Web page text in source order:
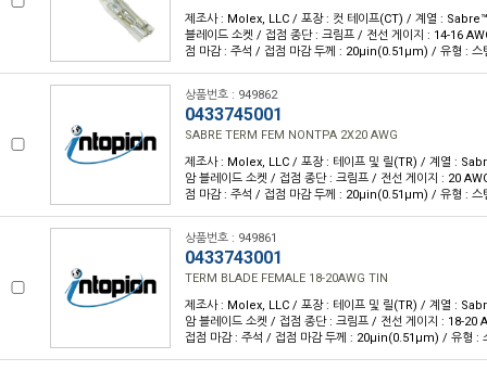
제조사 : Molex, LLC / 포장 : 컷 테이프(CT) / 계열 :
블레이드 소켓 / 접점 종단 : 크림프 / 전선 게이지 : 14-16
점 마감 : 주석 / 접점 마감 두께 : 20µin(0.51µm) / 유형 : 스
상품번호 : 949862
0433745001
SABRE TERM FEM NONTPA 2X20 AWG
제조사 : Molex, LLC / 포장 : 테이프 및 릴(TR) / 계열 :
암 블레이드 소켓 / 접점 종단 : 크림프 / 전선 게이지 : 20
점 마감 : 주석 / 접점 마감 두께 : 20µin(0.51µm) / 유형 : 스
상품번호 : 949861
0433743001
TERM BLADE FEMALE 18-20AWG TIN
제조사 : Molex, LLC / 포장 : 테이프 및 릴(TR) / 계열 :
암 블레이드 소켓 / 접점 종단 : 크림프 / 전선 게이지 : 18-20
접점 마감 : 주석 / 접점 마감 두께 : 20µin(0.51µm) / 유형 :